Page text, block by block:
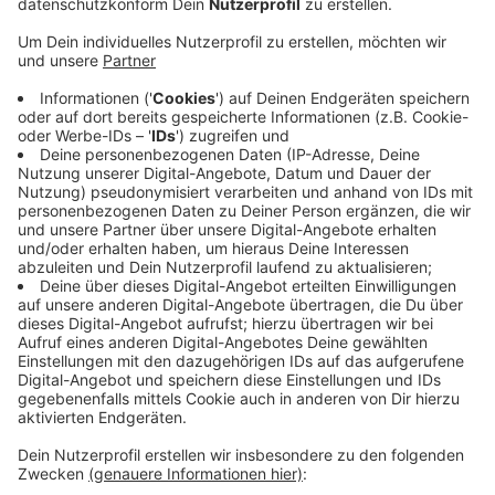
hat uns der Handelsverband Rheinland, der auch für
den Kreis Mettmann zuständig ist, auf Radio
Neandertal-Nachfrage gesagt.Gerade Gutscheine
erfreuen sich zu Weihnachten großer Beliebtheit. Das
hat aber auch zur Folge, dass dieses Jahr weniger
Kunden Geschenke umtauschen wollen. Die
Umtauschquote liege dieses Jahr bei etwa fünf
Prozent, so der Handelsverband. Noch am ehesten
würde Spielzeug umgetauscht werden. Das wird ja
traditionell zu Weihnachten mit am häufigsten
verschenkt. Dieses Jahr hätten aber auch andere
Klassiker, wie etwa Bücher, Schmuck und Parfüm unter
den Weihnachtsbäumen im Kreis Mettmann und der
Region gelegen, so der Handelsverband.